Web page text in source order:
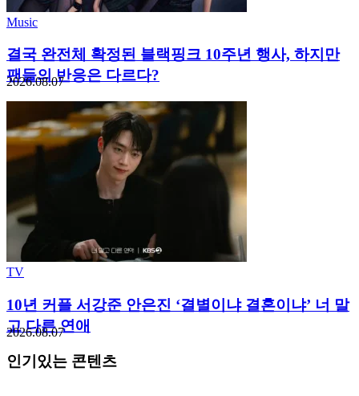
Music
결국 완전체 확정된 블랙핑크 10주년 행사, 하지만
팬들의 반응은 다르다?
2026.08.07
TV
10년 커플 서강준 안은진 ‘결별이냐 결혼이냐’ 너 말
고 다른 연애
2026.08.07
인기있는 콘텐츠